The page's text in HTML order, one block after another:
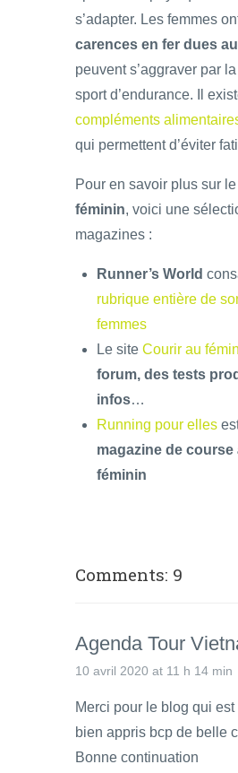
s’adapter. Les femmes
carences en fer dues
peuvent s’aggraver par
sport d’endurance. Il
compléments
qui permettent d’éviter
Pour en savoir plus sur le
féminin, voici une
magazines :
Runner’s World
rubrique entière de
femmes
Le site Courir au
forum, des tests
infos…
Running pour elles
magazine de course
féminin
Comments: 9
Agenda Tour
10 avril 2020 at 11 h 14 min
Merci pour le blog qui est
bien appris bcp de belle
Bonne continuation